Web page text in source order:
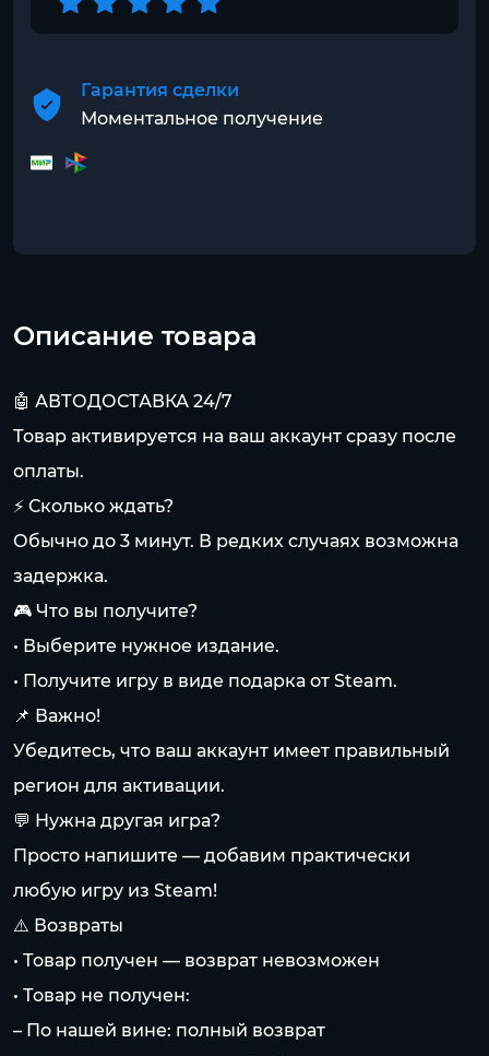
Гарантия сделки
Моментальное получение
Описание товара
🤖 АВТОДОСТАВКА 24/7
Товар активируется на ваш аккаунт сразу после
оплаты.
⚡ Сколько ждать?
Обычно до 3 минут. В редких случаях возможна
задержка.
🎮 Что вы получите?
• Выберите нужное издание.
• Получите игру в виде подарка от Steam.
📌 Важно!
Убедитесь, что ваш аккаунт имеет правильный
регион для активации.
💬 Нужна другая игра?
Просто напишите — добавим практически
любую игру из Steam!
⚠️ Возвраты
• Товар получен — возврат невозможен
• Товар не получен:
– По нашей вине: полный возврат